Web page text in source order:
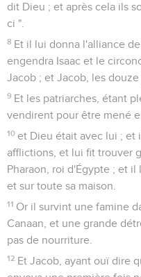
dit Dieu ; et après cela ils
ci ".
8 Et il lui donna l'alliance
engendra Isaac et le
Jacob ; et Jacob, les douze
9 Et les patriarches, étant
vendirent pour être mené
10 et Dieu était avec lui ; et
afflictions, et lui fit trouver
Pharaon, roi d'Égypte ; et
et sur toute sa maison.
11 Or il survint une famine
Canaan, et une grande
pas de nourriture.
12 Et Jacob, ayant ouï dire